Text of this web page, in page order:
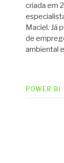
criada em
Maciel. Já
de
ambiental
POWER BI